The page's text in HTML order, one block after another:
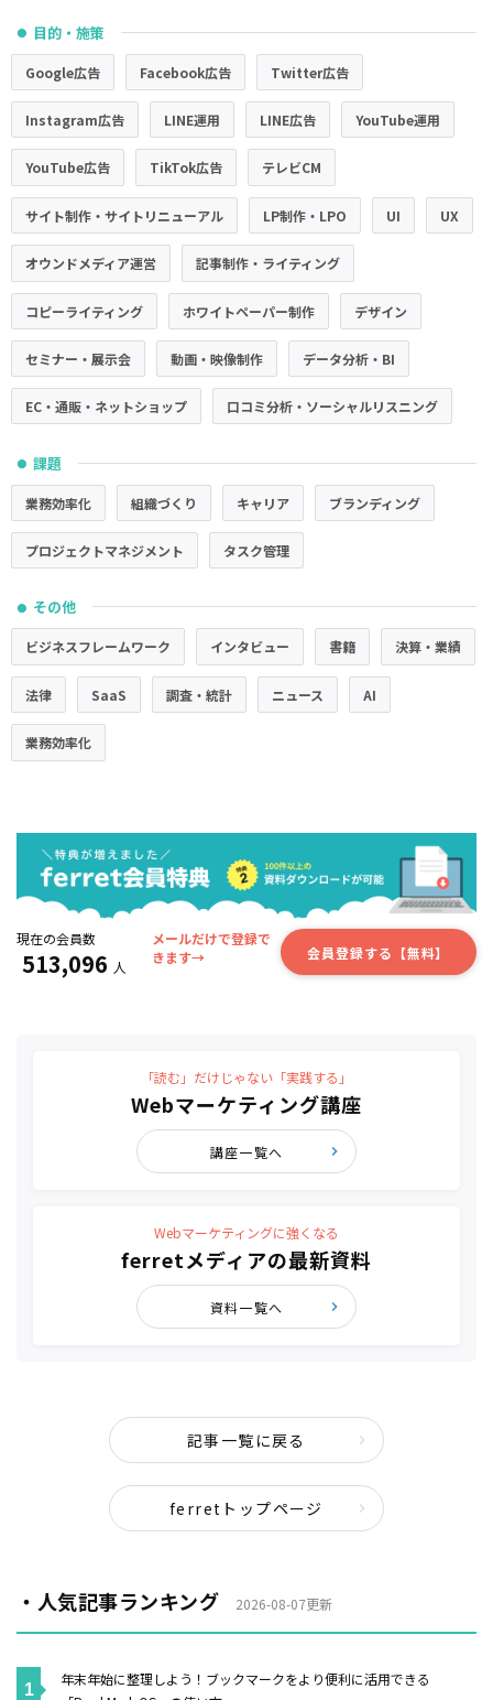
● 目的・施策
Google広告 Facebook広告 Twitter広告
Instagram広告 LINE運用 LINE広告 YouTube運用
YouTube広告 TikTok広告 テレビCM
サイト制作・サイトリニューアル LP制作・LPO UI UX
オウンドメディア運営 記事制作・ライティング
コピーライティング ホワイトペーパー制作 デザイン
セミナー・展示会 動画・映像制作 データ分析・BI
EC・通販・ネットショップ 口コミ分析・ソーシャルリスニング
● 課題
業務効率化 組織づくり キャリア ブランディング
プロジェクトマネジメント タスク管理
● その他
ビジネスフレームワーク インタビュー 書籍 決算・業績
法律 SaaS 調査・統計 ニュース AI
業務効率化
現在の会員数
513,096 人
メールだけで登録で
きます→
会員登録する【無料】
「読む」だけじゃない「実践する」
Webマーケティング講座
講座一覧へ
Webマーケティングに強くなる
ferretメディアの最新資料
資料一覧へ
記事一覧に戻る
ferretトップページ
・人気記事ランキング 2026-08-07更新
年末年始に整理しよう！ブックマークをより便利に活用できる